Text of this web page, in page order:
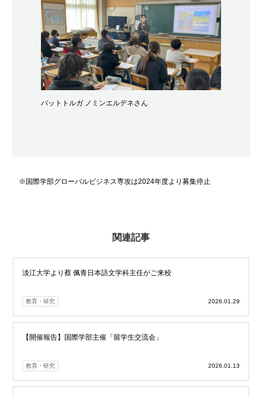
バットトルガ ノミンエルデネさん
※国際学部グローバルビジネス専攻は2024年度より募集停止
関連記事
淡江大学より蔡 佩青日本語文学科主任がご来校
教育・研究 2026.01.29
【開催報告】国際学部主催「留学生交流会」
教育・研究 2026.01.13